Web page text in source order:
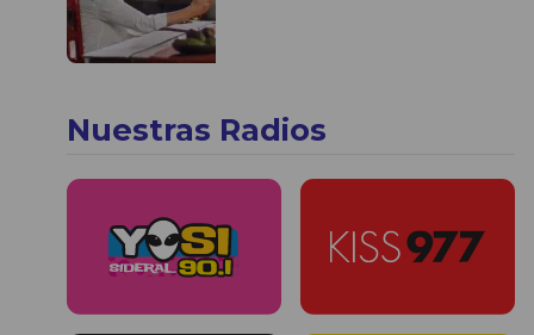
Nuestras Radios